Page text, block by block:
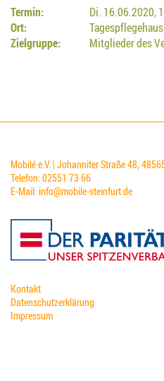
Termin:
Di. 16.06.2020,
Ort:
Tagespflegehaus
Zielgruppe:
Mitglieder des
Mobilé e.V. | Johanniter Straße 48,
Telefon: 02551 73 66
E-Mail:info@mobile-steinfurt.de
Kontakt
Datenschutzerklärung
Impressum